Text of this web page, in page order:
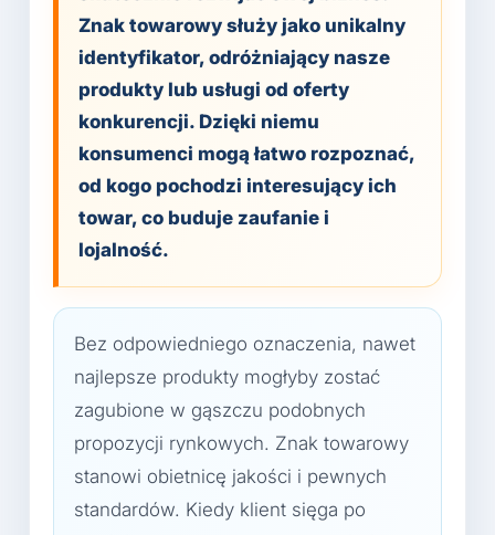
Znak towarowy służy jako unikalny
identyfikator, odróżniający nasze
produkty lub usługi od oferty
konkurencji. Dzięki niemu
konsumenci mogą łatwo rozpoznać,
od kogo pochodzi interesujący ich
towar, co buduje zaufanie i
lojalność.
Bez odpowiedniego oznaczenia, nawet
najlepsze produkty mogłyby zostać
zagubione w gąszczu podobnych
propozycji rynkowych. Znak towarowy
stanowi obietnicę jakości i pewnych
standardów. Kiedy klient sięga po